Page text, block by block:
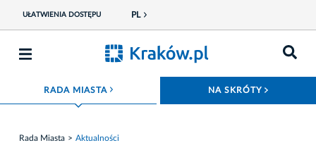
UŁATWIENIA DOSTĘPU PL
RADA MIASTAROZWIŃ MENU NA SKRÓTY
Rada Miasta Aktualności